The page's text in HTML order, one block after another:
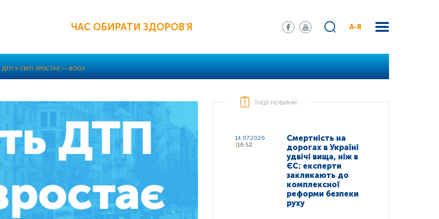
ЧАС ОБИРАТИ ЗДОРОВ'Я А-Я
ДТП У СВІТІ ЗРОСТАЄ — ВООЗ
Інші новини
14.07.2026
16:52
Смертність на
дорогах в Україні
удвічі вища, ніж в
ЄС: експерти
закликають до
комплексної
реформи безпеки
руху